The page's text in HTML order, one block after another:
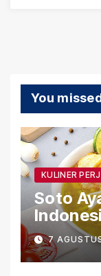
You
KULINER
Soto
7